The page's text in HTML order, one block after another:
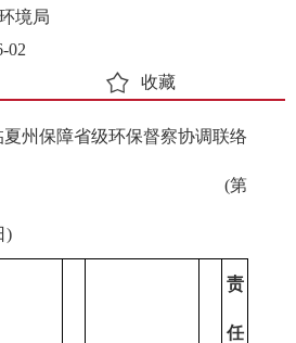
境局
02
收藏
州保障省级环保督察协调联络
(第
)
责
任